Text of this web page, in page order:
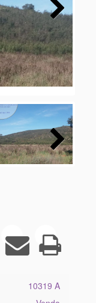
Next
Next
10319 A